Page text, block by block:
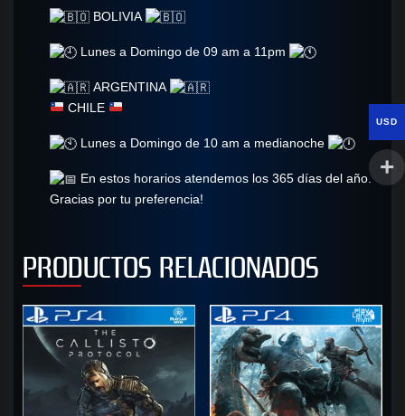
BOLIVIA
Lunes a Domingo de 09 am a 11pm
ARGENTINA
CHILE
Lunes a Domingo de 10 am a medianoche
En estos horarios atendemos los 365 días del año.
Gracias por tu preferencia!
PRODUCTOS RELACIONADOS
USD